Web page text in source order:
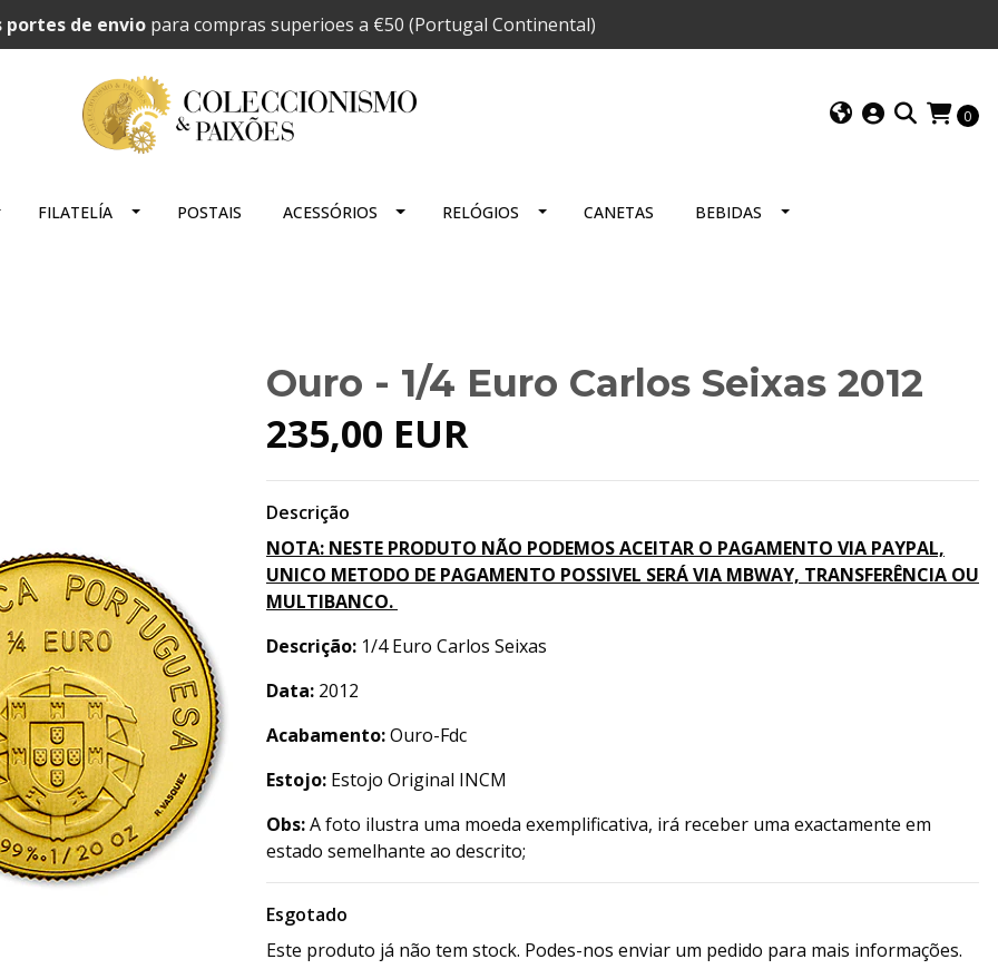
de enviopara compras superioes a €50 (Portugal Continental)
0
FILATELÍA POSTAIS ACESSÓRIOS RELÓGIOS CANETAS BEBIDAS
Ouro - 1/4 Euro Carlos Seixas 2012
235,00 EUR
Descrição
NOTA: NESTE PRODUTO NÃO PODEMOS ACEITAR O PAGAMENTO VIA PAYPAL,
UNICO METODO DE PAGAMENTO POSSIVEL SERÁ VIA MBWAY, TRANSFERÊNCIA OU
MULTIBANCO.
Descrição: 1/4 Euro Carlos Seixas
Data: 2012
Acabamento:Ouro-Fdc
Estojo: Estojo Original INCM
Obs:A foto ilustra uma moeda exemplificativa, irá receber uma exactamente em
estado semelhante ao descrito;
Esgotado
Este produto já não tem stock. Podes-nos enviar um pedido para mais informações.